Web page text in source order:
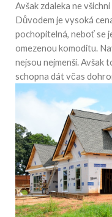
Avšak zdaleka ne
Důvodem je vysoká
pochopitelná, neboť se
omezenou komoditu.
nejsou nejmenší. Avšak
schopna dát včas